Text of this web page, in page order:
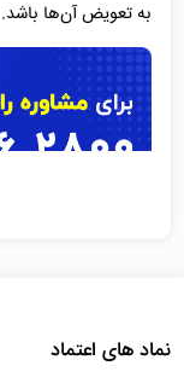
به تعویض آن‌ها باشد.
موتورسیکلت‌های
نماد های اعتماد